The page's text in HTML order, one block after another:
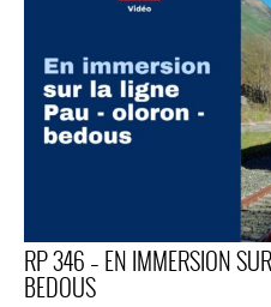
RP 346 – EN IMMERSION
BEDOUS